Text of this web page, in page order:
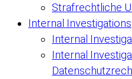
Strafrechtliche
Internal Investigations
Internal
Internal